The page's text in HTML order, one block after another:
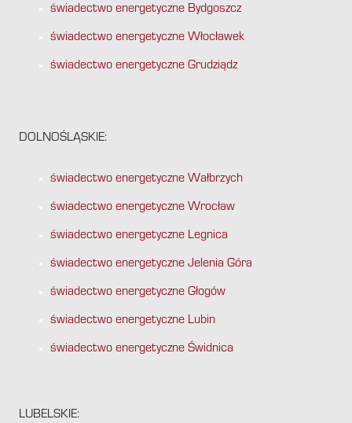
świadectwo energetyczne Bydgoszcz
świadectwo energetyczne Włocławek
świadectwo energetyczne Grudziądz
DOLNOŚLĄSKIE:
świadectwo energetyczne Wałbrzych
świadectwo energetyczne Wrocław
świadectwo energetyczne Legnica
świadectwo energetyczne Jelenia Góra
świadectwo energetyczne Głogów
świadectwo energetyczne Lubin
świadectwo energetyczne Świdnica
LUBELSKIE: